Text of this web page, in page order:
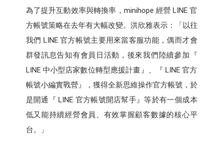
為了提升互動效率與轉換率，minihope 經營 LINE 官
方帳號策略在去年有大幅改變。洪欣雅表示：「以往
我們 LINE 官方帳號主要用來當客服功能，偶而才會
群發訊息告知有會員日活動，後來我們陸續參加『
LINE 中小型店家數位轉型應援計畫』、『 LINE 官方
帳號小編實戰營』，獲得全新思維操作官方帳號，於
是開通『 LINE 官方帳號開店幫手』等於有一個成本
低又能持續經營會員、有效掌握顧客數據的核心平
台。」